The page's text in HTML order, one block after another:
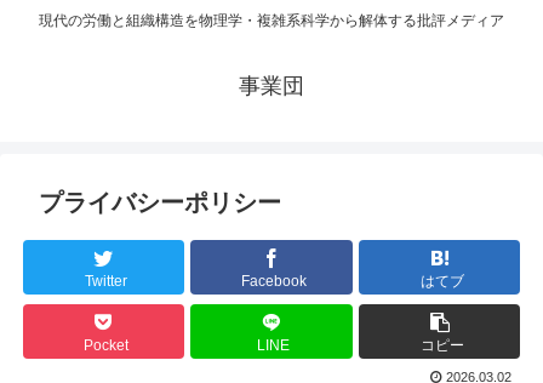
現代の労働と組織構造を物理学・複雑系科学から解体する批評メディア
事業団
プライバシーポリシー
Twitter Facebook はてブ
Pocket LINE コピー
2026.03.02